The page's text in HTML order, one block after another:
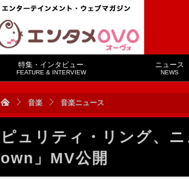
特集・インタビュー
FEATURE & INTERVIEW
ニュース
NEWS
音楽 音楽ニュース
ピュリティ・リング、
own」MV公開